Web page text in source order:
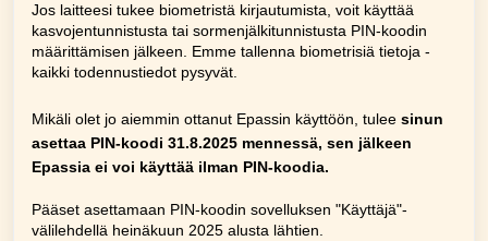
Jos laitteesi tukee biometristä kirjautumista, voit käyttää
kasvojentunnistusta tai sormenjälkitunnistusta PIN-koodin
määrittämisen jälkeen. Emme tallenna biometrisiä tietoja -
kaikki todennustiedot pysyvät.
Mikäli olet jo aiemmin ottanut Epassin käyttöön, tulee sinun
asettaa PIN-koodi 31.8.2025 mennessä, sen jälkeen
Epassia ei voi käyttää ilman PIN-koodia.
Pääset asettamaan PIN-koodin sovelluksen "Käyttäjä"-
välilehdellä heinäkuun 2025 alusta lähtien.